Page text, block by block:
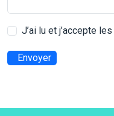
J’ai lu et j’accepte les
Envoyer